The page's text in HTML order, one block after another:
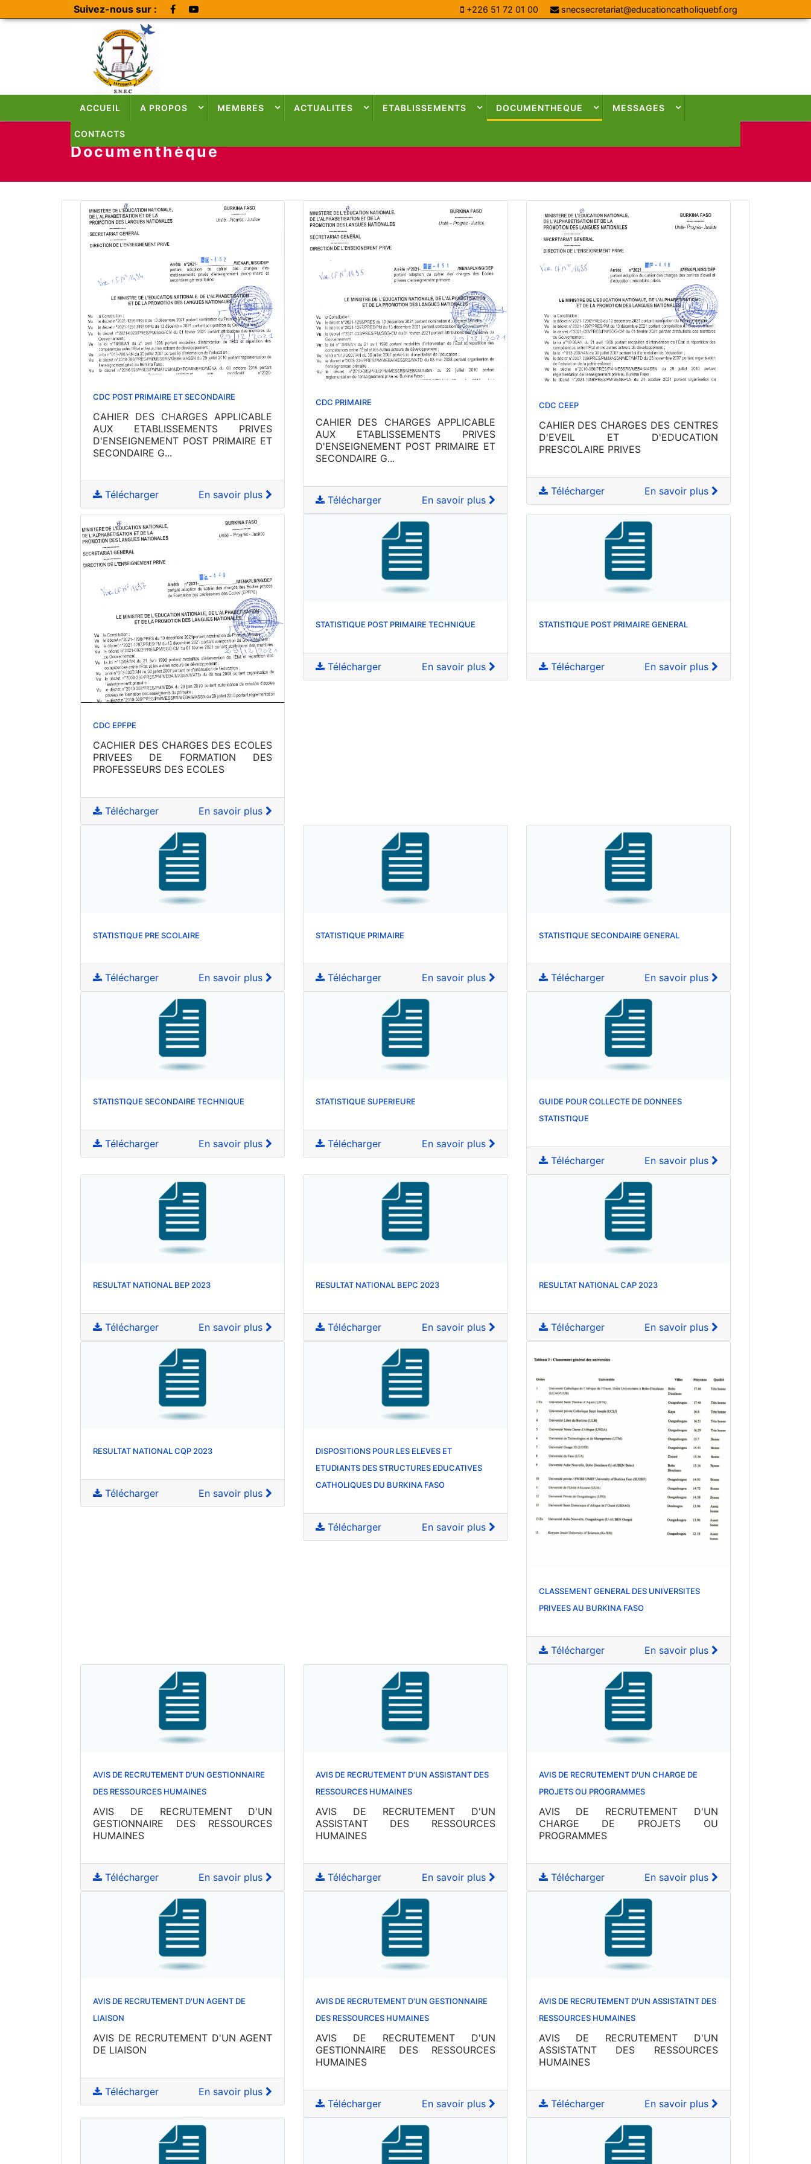
Suivez-nous sur : +226 51 72 01 00 snecsecretariat@educationcatholiquebf.org
ACCUEIL A PROPOS MEMBRES ACTUALITES ETABLISSEMENTS DOCUMENTHEQUE MESSAGES
CONTACTS
Documenthèque
CDC POST PRIMAIRE ET SECONDAIRE
CAHIER DES CHARGES APPLICABLE
AUX ETABLISSEMENTS PRIVES
D'ENSEIGNEMENT POST PRIMAIRE ET
SECONDAIRE G...
Télécharger En savoir plus
CDC PRIMAIRE
CAHIER DES CHARGES APPLICABLE
AUX ETABLISSEMENTS PRIVES
D'ENSEIGNEMENT POST PRIMAIRE ET
SECONDAIRE G...
Télécharger En savoir plus
CDC CEEP
CAHIER DES CHARGES DES CENTRES
D'EVEIL ET D'EDUCATION
PRESCOLAIRE PRIVES
Télécharger En savoir plus
CDC EPFPE
CACHIER DES CHARGES DES ECOLES
PRIVEES DE FORMATION DES
PROFESSEURS DES ECOLES
Télécharger En savoir plus
STATISTIQUE POST PRIMAIRE TECHNIQUE
Télécharger En savoir plus
STATISTIQUE POST PRIMAIRE GENERAL
Télécharger En savoir plus
STATISTIQUE PRE SCOLAIRE
Télécharger En savoir plus
STATISTIQUE PRIMAIRE
Télécharger En savoir plus
STATISTIQUE SECONDAIRE GENERAL
Télécharger En savoir plus
STATISTIQUE SECONDAIRE TECHNIQUE
Télécharger En savoir plus
STATISTIQUE SUPERIEURE
Télécharger En savoir plus
GUIDE POUR COLLECTE DE DONNEES
STATISTIQUE
Télécharger En savoir plus
RESULTAT NATIONAL BEP 2023
Télécharger En savoir plus
RESULTAT NATIONAL BEPC 2023
Télécharger En savoir plus
RESULTAT NATIONAL CAP 2023
Télécharger En savoir plus
RESULTAT NATIONAL CQP 2023
Télécharger En savoir plus
DISPOSITIONS POUR LES ELEVES ET
ETUDIANTS DES STRUCTURES EDUCATIVES
CATHOLIQUES DU BURKINA FASO
Télécharger En savoir plus
CLASSEMENT GENERAL DES UNIVERSITES
PRIVEES AU BURKINA FASO
Télécharger En savoir plus
AVIS DE RECRUTEMENT D'UN GESTIONNAIRE
DES RESSOURCES HUMAINES
AVIS DE RECRUTEMENT D'UN
GESTIONNAIRE DES RESSOURCES
HUMAINES
Télécharger En savoir plus
AVIS DE RECRUTEMENT D'UN ASSISTANT DES
RESSOURCES HUMAINES
AVIS DE RECRUTEMENT D'UN
ASSISTANT DES RESSOURCES
HUMAINES
Télécharger En savoir plus
AVIS DE RECRUTEMENT D'UN CHARGE DE
PROJETS OU PROGRAMMES
AVIS DE RECRUTEMENT D'UN
CHARGE DE PROJETS OU
PROGRAMMES
Télécharger En savoir plus
AVIS DE RECRUTEMENT D'UN AGENT DE
LIAISON
AVIS DE RECRUTEMENT D'UN AGENT
DE LIAISON
Télécharger En savoir plus
AVIS DE RECRUTEMENT D'UN GESTIONNAIRE
DES RESSOURCES HUMAINES
AVIS DE RECRUTEMENT D'UN
GESTIONNAIRE DES RESSOURCES
HUMAINES
Télécharger En savoir plus
AVIS DE RECRUTEMENT D'UN ASSISTATNT DES
RESSOURCES HUMAINES
AVIS DE RECRUTEMENT D'UN
ASSISTATNT DES RESSOURCES
HUMAINES
Télécharger En savoir plus